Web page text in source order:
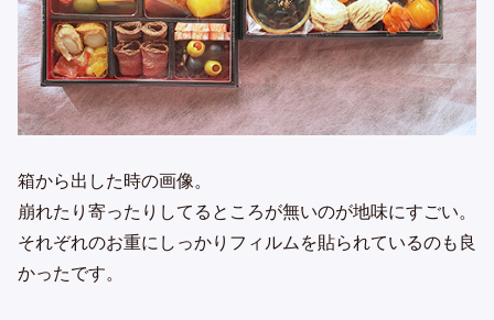
箱から出した時の画像。
崩れたり寄ったりしてるところが無いのが地味にすごい。
それぞれのお重にしっかりフィルムを貼られているのも良
かったです。